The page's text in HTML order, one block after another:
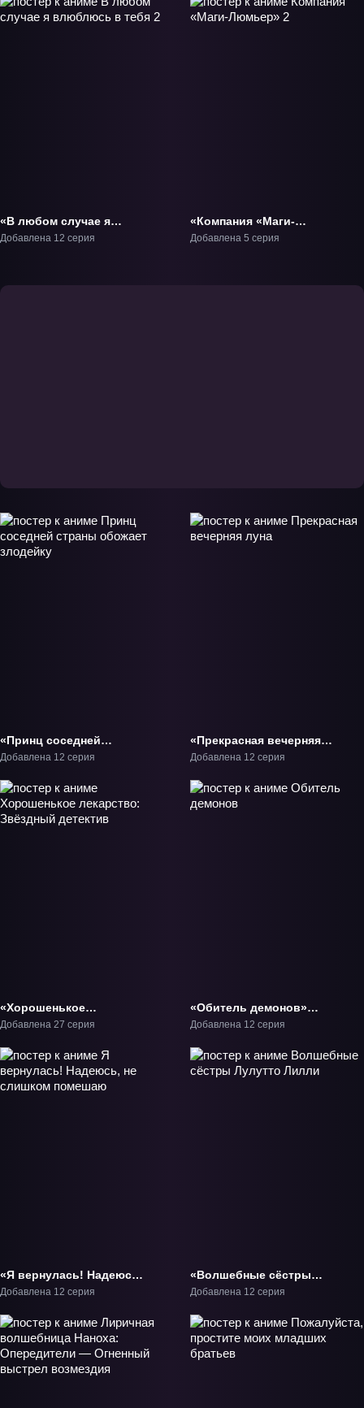
«В любом случае я
влюблюсь в тебя 2»
Добавлена 12 серия
«Компания «Маги-
Люмьер» 2» ТВ-2
Добавлена 5 серия
«Принц соседней
страны обожает
Добавлена 12 серия
«Прекрасная вечерняя
луна» ТВ-1
Добавлена 12 серия
«Хорошенькое
лекарство: Звёздный
Добавлена 27 серия
«Обитель демонов»
ТВ-1
Добавлена 12 серия
«Я вернулась! Надеюсь,
не слишком помешаю»
Добавлена 12 серия
«Волшебные сёстры
Лулутто Лилли» ТВ-1
Добавлена 12 серия